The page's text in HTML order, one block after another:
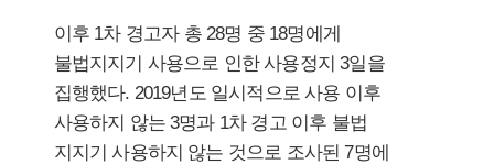
이후 1차 경고자 총 28명 중 18명에게
불법지지기 사용으로 인한 사용정지 3일을
집행했다. 2019년도 일시적으로 사용 이후
사용하지 않는 3명과 1차 경고 이후 불법
지지기 사용하지 않는 것으로 조사된 7명에